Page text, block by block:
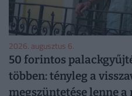
2026. augusztus 6.
50 forintos
többen: tényleg a
megszüntetése lenne a